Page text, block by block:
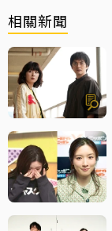
相關新聞